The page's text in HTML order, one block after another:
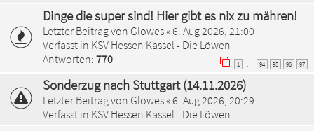
Dinge die super sind! Hier gibt es nix zu mähren!
Letzter Beitrag von Glowes«6. Aug 2026, 21:00
Verfasst in KSV Hessen Kassel - Die Löwen
Antworten: 770 1 … 94 95 96 97
Sonderzug nach Stuttgart (14.11.2026)
Letzter Beitrag von Glowes«6. Aug 2026, 20:29
Verfasst in KSV Hessen Kassel - Die Löwen